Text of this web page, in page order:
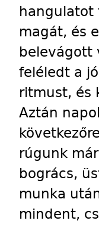
hangulatot
magát, és
belevágott
feléledt a
ritmust, és
Aztán
rúgunk
bogrács,
munka
mindent,